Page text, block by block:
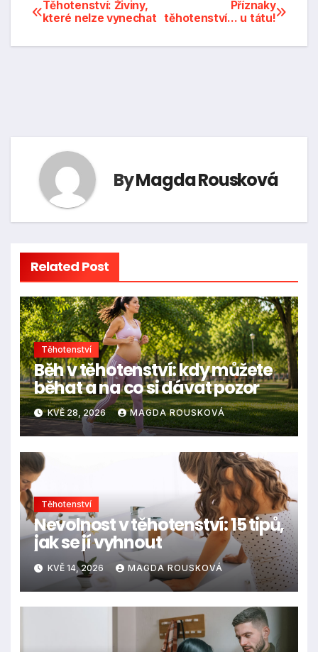
Navigace
pro
Příznaky
těhotenství… u tátu!
Těhotenství: Živiny,
které nelze vynechat
ByMagda Rousková
Related Post
Těhotenství
Běh v těhotenství: kdy můžete
běhat a na co si dávat pozor
KVĚ 28, 2026 MAGDA ROUSKOVÁ
Těhotenství
Nevolnost v těhotenství: 15 tipů,
jak se jí vyhnout
KVĚ 14, 2026 MAGDA ROUSKOVÁ